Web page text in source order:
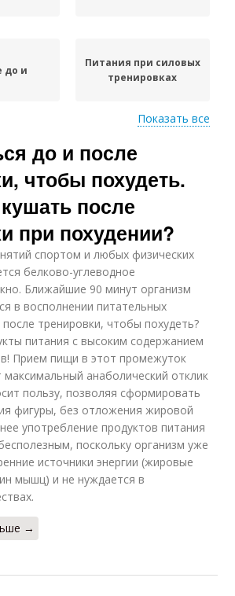
до и
Питания при силовых
тренировках
силовых
Питания для
похудения
питание Пищевые продукты
Правильное
сочетание
таблицы
Продукты для
здорового питания
при
Показать все
до и после
чтобы похудеть.
после
при похудении?
спортом и любых физических
белково-углеводное
Ближайшие 90 минут организм
в восполнении питательных
тренировки, чтобы похудеть?
питания с высоким содержанием
Прием пищи в этот промежуток
анаболический отклик
пользу, позволяя сформировать
фигуры, без отложения жировой
употребление продуктов питания
поскольку организм уже
источники энергии (жировые
мышц) и не нуждается в
→